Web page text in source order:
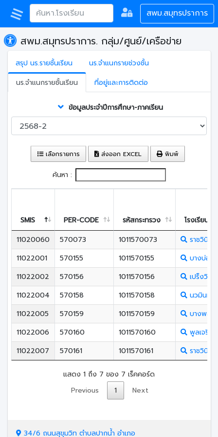
สพม.สมุทรปราการ
สพม.สมุทรปราการ. กลุ่ม/ศูนย์/เครือข่าย
สรุป นร.รายชั้นเรียน
นร.จำแนกรายช่วงชั้น
นร.จำแนกรายชั้นเรียน
ที่อยู่และการติดต่อ
ข้อมูลประจำปีการศึกษา-ภาคเรียน
เลือกรายการ ส่งออก EXCEL พิมพ์
ค้นหา :
SMIS PER-CODE รหัสกระทรวง
โรงเรียน
11020060
570073 1011570073
ราชวินิต
11022001
570155 1011570155
บางบ่อวิ
11022002
570156 1011570156
เปร็งวิสุ
11022004
570158 1011570158
นวมินทร
11022005
570159 1011570159
บางพลีร
11022006
570160 1011570160
พูลเจริญ
11022007
570161 1011570161 ราชวินิต
แสดง 1 ถึง 7 ของ 7 เร็คคอร์ด
Previous
1 Next
34/6 ถนนสุขุมวิท ตำบลปากน้ำ อำเภอ